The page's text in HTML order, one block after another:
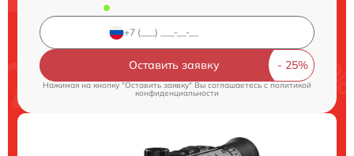
Оставить заявку
Нажимая на кнопку "Оставить заявку" Вы соглашаетесь cполитикой
конфиденциальности